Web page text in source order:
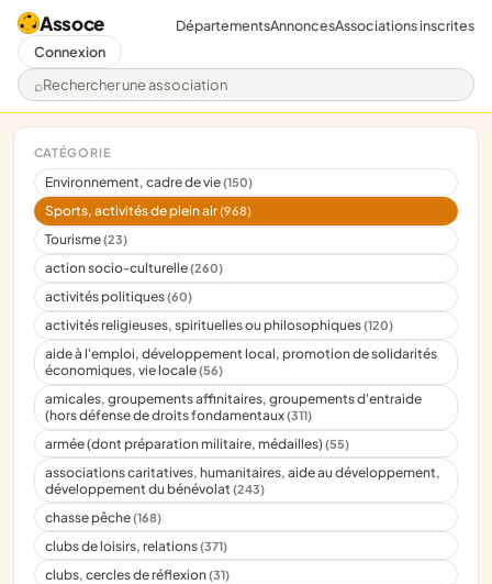
Assoce
Rechercher une association
DépartementsAnnoncesAssociations inscrites
Connexion
CATÉGORIE
Environnement, cadre de vie(150)
Sports, activités de plein air(968)
Tourisme(23)
action socio-culturelle(260)
activités politiques(60)
activités religieuses, spirituelles ou philosophiques(120)
aide à l'emploi, développement local, promotion de solidarités
économiques, vie locale(56)
amicales, groupements affinitaires, groupements d'entraide
(hors défense de droits fondamentaux(311)
armée (dont préparation militaire, médailles)(55)
associations caritatives, humanitaires, aide au développement,
développement du bénévolat(243)
chasse pêche(168)
clubs de loisirs, relations(371)
clubs, cercles de réflexion(31)